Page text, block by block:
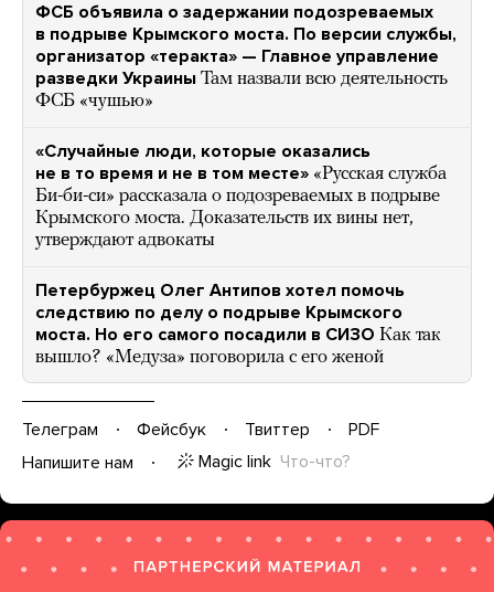
ФСБ объявила о задержании подозреваемых
в подрыве Крымского моста. По версии службы,
организатор «теракта» — Главное управление
разведки Украины Там назвали всю деятельность
ФСБ «чушью»
«Случайные люди, которые оказались
не в то время и не в том месте» «Русская служба
Би-би-си» рассказала о подозреваемых в подрыве
Крымского моста. Доказательств их вины нет,
утверждают адвокаты
Петербуржец Олег Антипов хотел помочь
следствию по делу о подрыве Крымского
моста. Но его самого посадили в СИЗО Как так
вышло? «Медуза» поговорила с его женой
Телеграм Фейсбук Твиттер
PDF
Напишите нам
Magic link Что-что?